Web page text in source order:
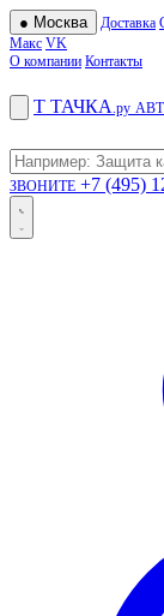
● Москва Доставка
Макс VK
О компании Контакты
Т ТАЧКА .ру
ЗВОНИТЕ +7 (495)